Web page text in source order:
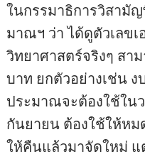
ในกรรมาธิการวิสามั
มาณฯ ว่า ได้ดูตัวเลข
วิทยาศาสตร์จริงๆ สา
บาท ยกตัวอย่างเช่น
ประมาณจะต้องใช้ใน
กันยายน ต้องใช้ให้ห
ให้คืนแล้วมาจัดใหม่